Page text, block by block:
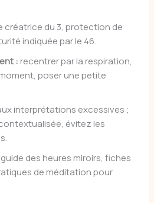
créatrice du 3, protection de
indiquée par le 46.
: recentrer par la respiration,
poser une petite
interprétations excessives ;
évitez les
guide des heures miroirs, fiches
de méditation pour